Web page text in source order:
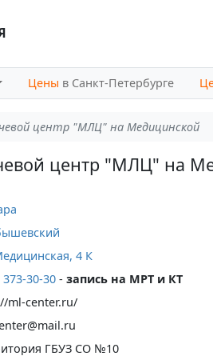
Цены в Санкт-Петербурге
центр "МЛЦ" на Медицинской
центр "МЛЦ" на
4 К
373-30-30 - запись на МРТ и КТ
ml-center.ru/
ГБУЗ СО №10